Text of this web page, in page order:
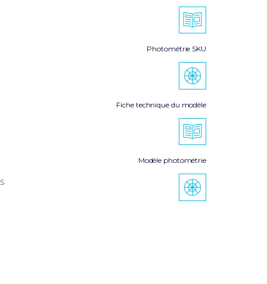
Photométrie SKU
Fiche technique du modèle
Modèle photométrie